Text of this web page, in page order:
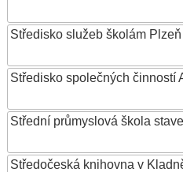
Středisko služeb školám Plzeň
Středisko společných činností
Střední průmyslová škola
Středočeská knihovna v